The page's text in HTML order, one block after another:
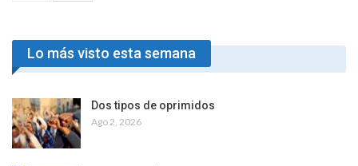
Lo más visto esta semana
Dos tipos de oprimidos
Ago 2, 2026